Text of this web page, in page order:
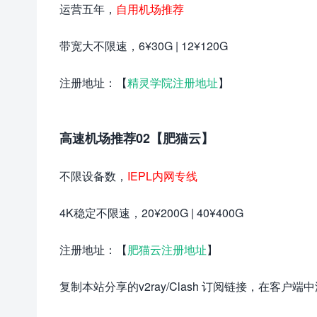
运营五年， 自用机场推荐
带宽大不限速，6¥30G | 12¥120G
注册地址：【精灵学院注册地址】
高速机场推荐02【肥猫云】
不限设备数， IEPL内网专线
4K稳定不限速，20¥200G | 40¥400G
注册地址：【肥猫云注册地址】
复制本站分享的v2ray/Clash 订阅链接，在客户端中